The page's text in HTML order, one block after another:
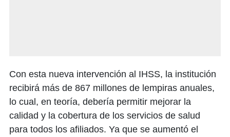
Con esta nueva intervención al IHSS, la institución
recibirá más de 867 millones de lempiras anuales,
lo cual, en teoría, debería permitir mejorar la
calidad y la cobertura de los servicios de salud
para todos los afiliados. Ya que se aumentó el